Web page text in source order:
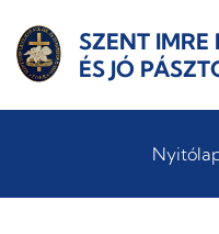
SZENT IMRE
ÉS JÓ